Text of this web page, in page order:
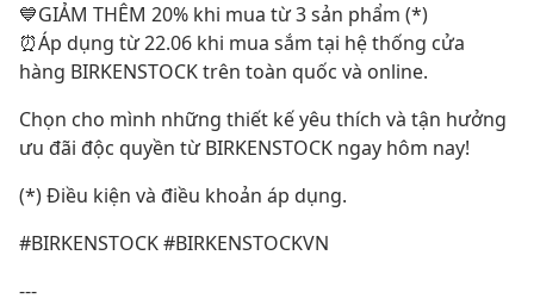
💙GIẢM THÊM 20% khi mua từ 3 sản phẩm (*)
⏰Áp dụng từ 22.06 khi mua sắm tại hệ thống cửa
hàng BIRKENSTOCK trên toàn quốc và online.
Chọn cho mình những thiết kế yêu thích và tận hưởng
ưu đãi độc quyền từ BIRKENSTOCK ngay hôm nay!
(*) Điều kiện và điều khoản áp dụng.
#BIRKENSTOCK #BIRKENSTOCKVN
---